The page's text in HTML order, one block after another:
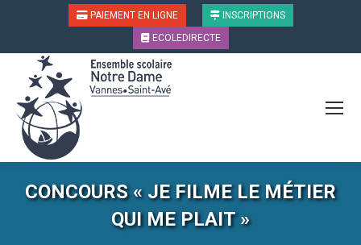
PAIEMENT EN LIGNE
INSCRIPTIONS
ECOLEDIRECTE
CONCOURS « JE FILME LE MÉTIER
QUI ME PLAIT »